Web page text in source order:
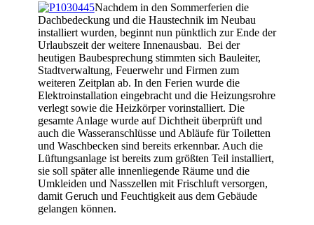
Nachdem in den Sommerferien die
Dachbedeckung und die Haustechnik im Neubau
installiert wurden, beginnt nun pünktlich zur Ende der
Urlaubszeit der weitere Innenausbau. Bei der
heutigen Baubesprechung stimmten sich Bauleiter,
Stadtverwaltung, Feuerwehr und Firmen zum
weiteren Zeitplan ab. In den Ferien wurde die
Elektroinstallation eingebracht und die Heizungsrohre
verlegt sowie die Heizkörper vorinstalliert. Die
gesamte Anlage wurde auf Dichtheit überprüft und
auch die Wasseranschlüsse und Abläufe für Toiletten
und Waschbecken sind bereits erkennbar. Auch die
Lüftungsanlage ist bereits zum größten Teil installiert,
sie soll später alle innenliegende Räume und die
Umkleiden und Nasszellen mit Frischluft versorgen,
damit Geruch und Feuchtigkeit aus dem Gebäude
gelangen können.